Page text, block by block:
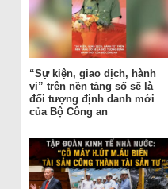
“Sự kiện, giao dịch, hành
vi” trên nền tảng số sẽ là
đối tượng định danh mới
của Bộ Công an